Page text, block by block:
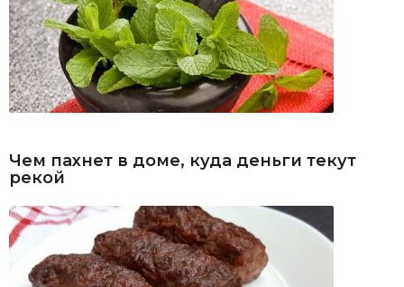
Чем пахнет в доме, куда деньги текут
рекой